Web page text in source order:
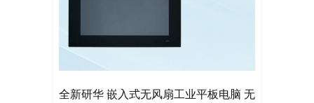
全新研华 嵌入式无风扇工业平板电脑 无